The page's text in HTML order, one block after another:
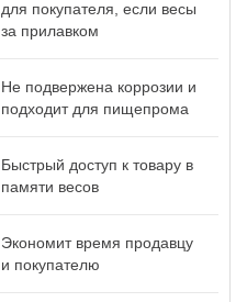
для покупателя, если весы
за прилавком
Не подвержена коррозии и
подходит для пищепрома
Быстрый доступ к товару в
памяти весов
Экономит время продавцу
и покупателю